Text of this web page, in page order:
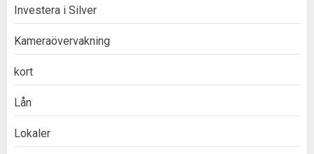
Investera i Silver
Kameraövervakning
kort
Lån
Lokaler